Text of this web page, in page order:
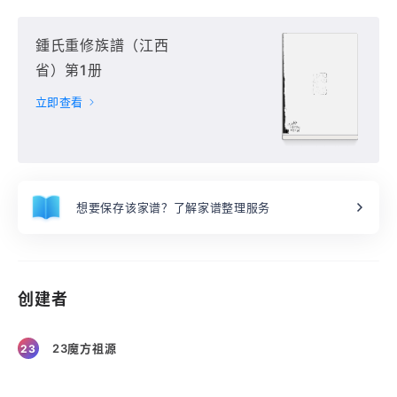
鍾氏重修族譜（江西
省）第1册
立即查看
想要保存该家谱？了解家谱整理服务
创建者
23 23魔方祖源